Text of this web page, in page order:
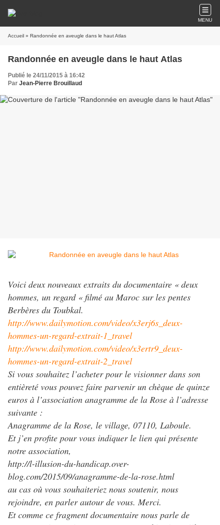
MENU
Accueil » Randonnée en aveugle dans le haut Atlas
Randonnée en aveugle dans le haut Atlas
Publié le 24/11/2015 à 16:42
Par Jean-Pierre Brouillaud
Voici deux nouveaux extraits du documentaire « deux
hommes, un regard « filmé au Maroc sur les pentes
Berbères du Toubkal.
http://www.dailymotion.com/video/x3erj6s_deux-
hommes-un-regard-extrait-1_travel
http://www.dailymotion.com/video/x3ertr9_deux-
hommes-un-regard-extrait-2_travel
Si vous souhaitez l’acheter pour le visionner dans son
entièreté vous pouvez faire parvenir un chèque de quinze
euros à l’association anagramme de la Rose à l’adresse
suivante :
Anagramme de la Rose, le village, 07110, Laboule.
Et j’en profite pour vous indiquer le lien qui présente
notre association,
http://l-illusion-du-handicap.over-
blog.com/2015/09/anagramme-de-la-rose.html
au cas où vous souhaiteriez nous soutenir, nous
rejoindre, en parler autour de vous. Merci.
Et comme ce fragment documentaire nous parle de